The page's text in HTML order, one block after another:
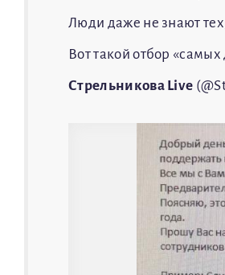
Люди даже не знают
Вот такой отбор
Стрельникова Live